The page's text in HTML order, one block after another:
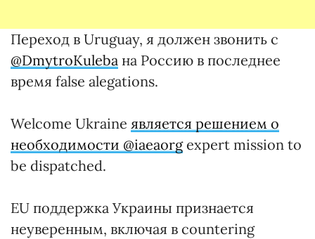
Переход в Uruguay, я должен звонить с
@DmytroKuleba на Россию в последнее
время false alegations.
Welcome Ukraine является решением о
необходимости @iaeaorgexpert mission to
be dispatched.
EU поддержка Украины признается
неуверенным, включая в countering